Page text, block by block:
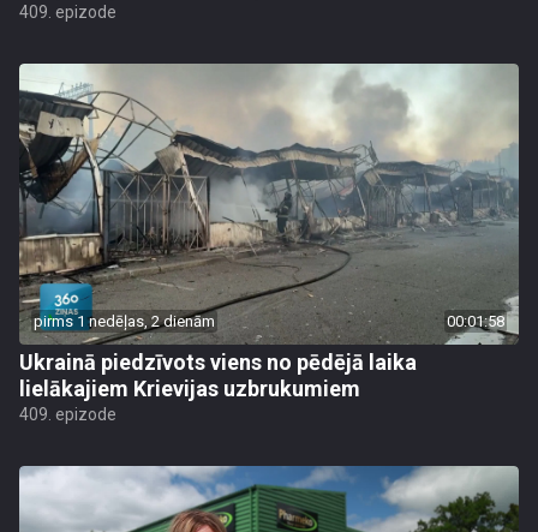
409. epizode
pirms 1 nedēļas, 2 dienām 00:01:58
Ukrainā piedzīvots viens no pēdējā laika
lielākajiem Krievijas uzbrukumiem
409. epizode